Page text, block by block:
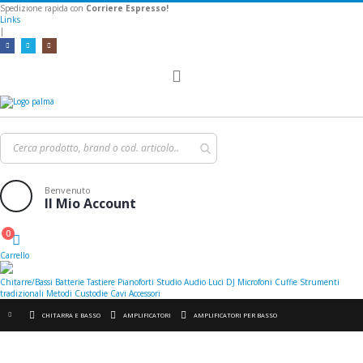
Spedizione rapida con Corriere Espresso!
Links
|
Benvenuto
Il Mio Account
Cart
0
Carrello
Chitarre/Bassi Batterie Tastiere Pianoforti Studio Audio Luci DJ Microfoni Cuffie Strumenti
tradizionali Metodi Custodie Cavi Accessori
CHITARRA E BASSO AMPLIFICATORI AMPLIFICATORI PER BASSO